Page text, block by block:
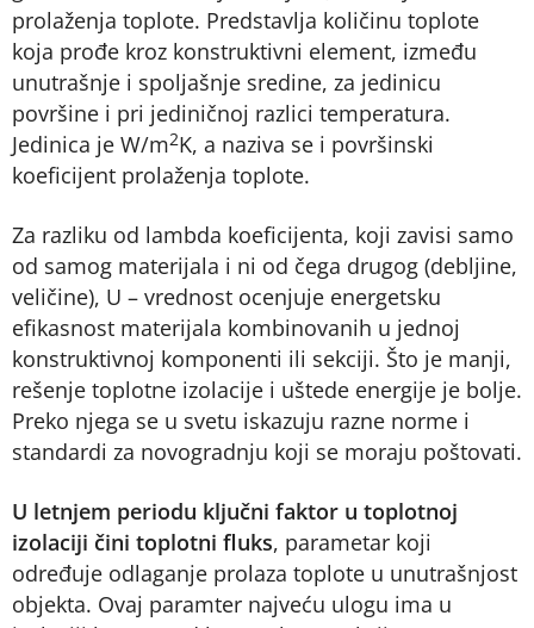
prolaženja toplote. Predstavlja količinu toplote
koja prođe kroz konstruktivni element, između
unutrašnje i spoljašnje sredine, za jedinicu
površine i pri jediničnoj razlici temperatura.
Jedinica je W/m2K, a naziva se i površinski
koeficijent prolaženja toplote.
Za razliku od lambda koeficijenta, koji zavisi samo
od samog materijala i ni od čega drugog (debljine,
veličine), U – vrednost ocenjuje energetsku
efikasnost materijala kombinovanih u jednoj
konstruktivnoj komponenti ili sekciji. Što je manji,
rešenje toplotne izolacije i uštede energije je bolje.
Preko njega se u svetu iskazuju razne norme i
standardi za novogradnju koji se moraju poštovati.
U letnjem periodu ključni faktor u toplotnoj
izolaciji čini toplotni fluks, parametar koji
određuje odlaganje prolaza toplote u unutrašnjost
objekta. Ovaj paramter najveću ulogu ima u